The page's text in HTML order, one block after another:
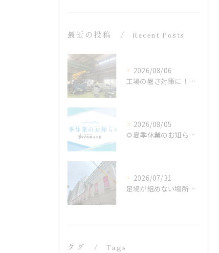
最近の投稿 Recent Posts
2026/08/06
工場の暑さ対策に！遮熱塗料「アドクールAQUA」施工前の温度測定を設置
2026/08/05
🌻夏季休業のお知らせ🌻
2026/07/31
足場が組めない場所でも施工可能！ロープアクセス工法の特徴と対応できる工事
タグ Tags